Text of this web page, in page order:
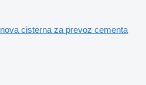
nova cisterna za prevoz cementa